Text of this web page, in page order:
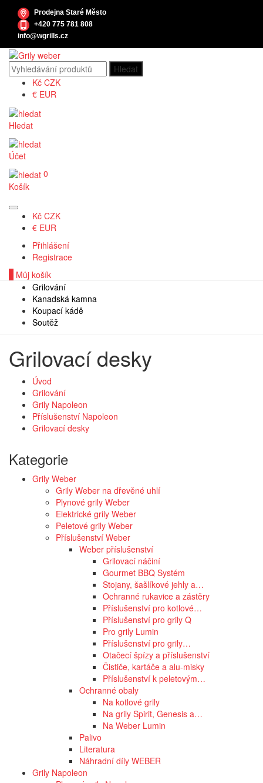
Prodejna Staré Město
+420 775 781 808
info@wgrills.cz
Kč CZK
€ EUR
Hledat
Účet
0
Košík
Kč CZK
€ EUR
Přihlášení
Registrace
Můj košík
Grilování
Kanadská kamna
Koupací kádě
Soutěž
Grilovací desky
Úvod
Grilování
Grily Napoleon
Příslušenství Napoleon
Grilovací desky
Kategorie
Grily Weber
Grily Weber na dřevěné uhlí
Plynové grily Weber
Elektrické grily Weber
Peletové grily Weber
Příslušenství Weber
Weber příslušenství
Grilovací náčiní
Gourmet BBQ Systém
Stojany, šašlíkové jehly a…
Ochranné rukavice a zástěry
Příslušenství pro kotlové…
Příslušenství pro grily Q
Pro grily Lumin
Příslušenství pro grily…
Otačecí špízy a příslušenství
Čističe, kartáče a alu-misky
Příslušenství k peletovým…
Ochranné obaly
Na kotlové grily
Na grily Spirit, Genesis a…
Na Weber Lumin
Palivo
Literatura
Náhradní díly WEBER
Grily Napoleon